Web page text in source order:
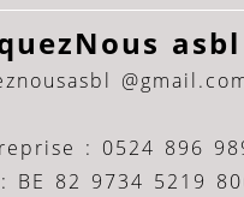
asbl
: 0524 896
BE 82 9734 5219